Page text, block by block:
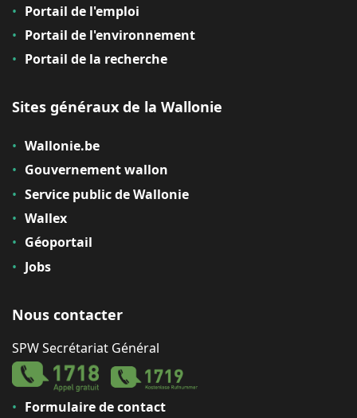
Portail de l'emploi
Portail de l'environnement
Portail de la recherche
Sites généraux de la Wallonie
Wallonie.be
Gouvernement wallon
Service public de Wallonie
Wallex
Géoportail
Jobs
Nous contacter
SPW Secrétariat Général
Formulaire de contact